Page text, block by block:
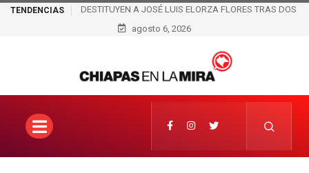
TENDENCIAS
DESTITUYEN A JOSÉ LUIS ELORZA FLORES TRAS DOS
DÍAS DE PROTESTA EN BIENESTAR DE TAPACHULA
agosto 6, 2026